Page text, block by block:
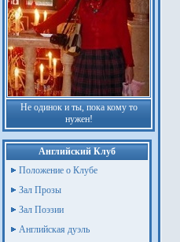
Не одинок и ты, пока кому то
нужен!
Английский Клуб
Положение о Клубе
Зал Прозы
Зал Поэзии
Английская дуэль